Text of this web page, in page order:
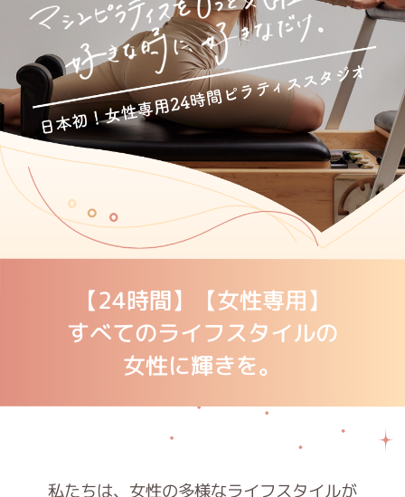
【24時間】【女性専用】
すべてのライフスタイルの
女性に輝きを。
私たちは、女性の多様なライフスタイルが